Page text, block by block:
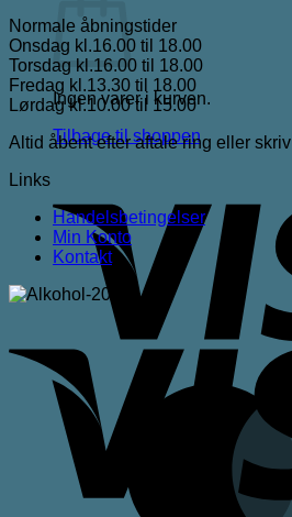
Ingen varer i kurven.
Tilbage til shoppen
Normale åbningstider
Onsdag kl.16.00 til 18.00
Torsdag kl.16.00 til 18.00
Fredag kl.13.30 til 18.00
Lørdag kl.10.00 til 15.00
Altid åbent efter aftale ring eller skriv
Links
Handelsbetingelser
Min Konto
Kontakt